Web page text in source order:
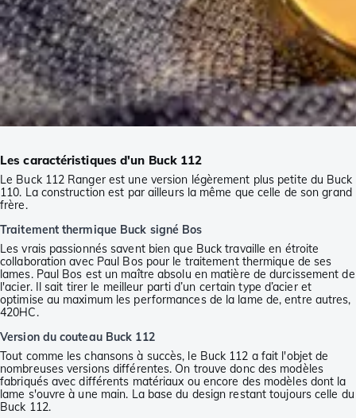
Les caractéristiques d'un Buck 112
Le Buck 112 Ranger est une version légèrement plus petite du Buck
110. La construction est par ailleurs la même que celle de son grand
frère.
Traitement thermique Buck signé Bos
Les vrais passionnés savent bien que Buck travaille en étroite
collaboration avec Paul Bos pour le traitement thermique de ses
lames. Paul Bos est un maître absolu en matière de durcissement de
l'acier. Il sait tirer le meilleur parti d’un certain type d’acier et
optimise au maximum les performances de la lame de, entre autres,
420HC.
Version du couteau Buck 112
Tout comme les chansons à succès, le Buck 112 a fait l'objet de
nombreuses versions différentes. On trouve donc des modèles
fabriqués avec différents matériaux ou encore des modèles dont la
lame s'ouvre à une main. La base du design restant toujours celle du
Buck 112.